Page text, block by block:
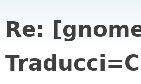
Re: